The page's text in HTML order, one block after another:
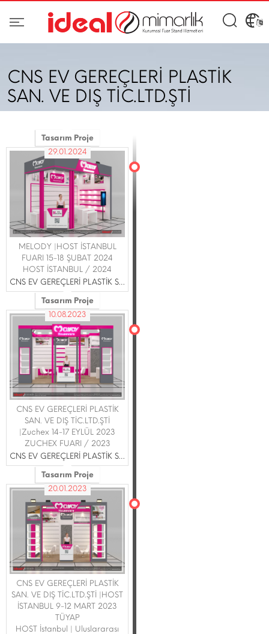
CNS EV GEREÇLERİ PLASTİK
SAN. VE DIŞ TİC.LTD.ŞTİ
Tasarım Proje
29.01.2024
MELODY |HOST İSTANBUL
FUARI 15-18 ŞUBAT 2024
HOST İSTANBUL / 2024
CNS EV GEREÇLERİ PLASTİK SAN. VE DIŞ TİC.LTD.ŞTİ
Tasarım Proje
10.08.2023
CNS EV GEREÇLERİ PLASTİK
SAN. VE DIŞ TİC.LTD.ŞTİ
|Zuchex 14-17 EYLÜL 2023
ZUCHEX FUARI / 2023
CNS EV GEREÇLERİ PLASTİK SAN. VE DIŞ TİC.LTD.ŞTİ
Tasarım Proje
20.01.2023
CNS EV GEREÇLERİ PLASTİK
SAN. VE DIŞ TİC.LTD.ŞTİ |HOST
İSTANBUL 9-12 MART 2023
TÜYAP
HOST İstanbul | Uluslararası